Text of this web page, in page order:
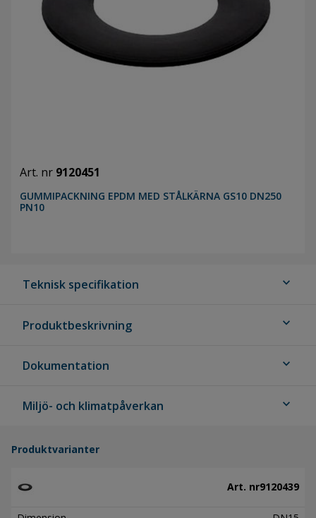
Art. nr 9120451
GUMMIPACKNING EPDM MED STÅLKÄRNA GS10 DN250
PN10
Teknisk specifikation expand_more
Produktbeskrivning expand_more
Dokumentation expand_more
Miljö- och klimatpåverkan expand_more
Produktvarianter
Art. nr9120439